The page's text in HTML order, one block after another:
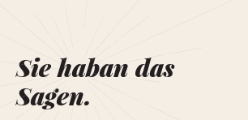
Sie haban das
Sagen.